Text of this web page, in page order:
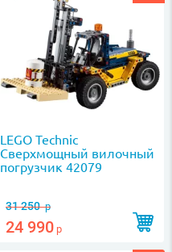
LEGO Technic
Сверхмощный вилочный
погрузчик 42079
31 250р
24 990 р